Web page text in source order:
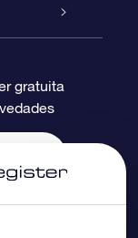
gratuita